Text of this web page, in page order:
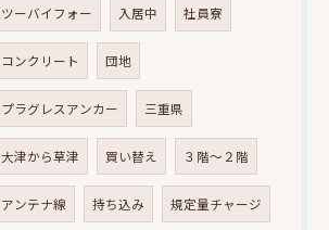
ツーバイフォー 入居中 社員寮
コンクリート 団地
プラグレスアンカー 三重県
大津から草津 買い替え ３階～２階
アンテナ線 持ち込み 規定量チャージ